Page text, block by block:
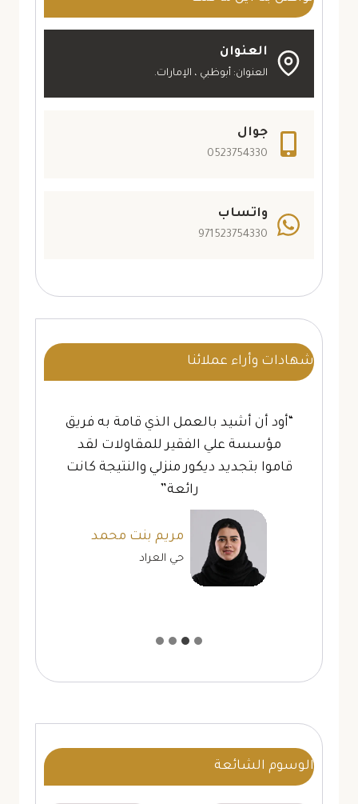
الشيبورد
ابوظبي
العنوان
العنوان: أبوظبي ، الإمارات.
جوال
0523754330
واتساب
971523754330
شهادات وأراء عملائنا
“أود أن أشيد بالعمل الذي قامة به فريق
مؤسسة علي الفقير للمقاولات لقد
قاموا بتجديد ديكور منزلي والنتيجة كانت
رائعة”
مريم بنت محمد
حي العراد
الوسوم الشائعة